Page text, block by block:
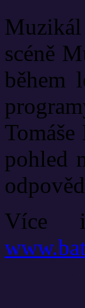
scéně
během
pohled
Více